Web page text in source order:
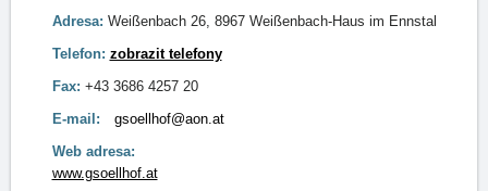
Adresa: Weißenbach 26, 8967 Weißenbach-Haus im Ennstal
Telefon: zobrazit telefony
Fax: +43 3686 4257 ‎20
E-mail:
gsoellhof@aon.at
Web adresa:
www.gsoellhof.at